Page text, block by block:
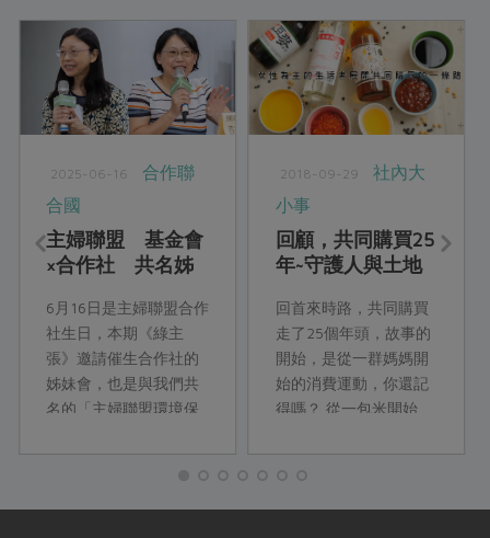
2025-06-16
合作聯
合國
主婦聯盟 基金會
×合作社 共名姊
6月16日是主婦聯盟合作
社生日，本期《綠主
張》邀請催生合作社的
姊妹會，也是與我們共
名的「主婦聯盟環境保
從過去到未來，如何過
政策推動與實際行動，
發揮社會影響力，實現
2018-09-29
社內大
小事
回顧，共同購買25
年~守護人與土地
回首來時路，共同購買
走了25個年頭，故事的
開始，是從一群媽媽開
始的消費運動，你還記
得嗎？ 從一包米開始、
籃菜出發、從一捲衛生
康的消費者，開啟共同